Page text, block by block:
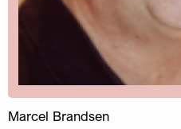
Marcel Brandsen